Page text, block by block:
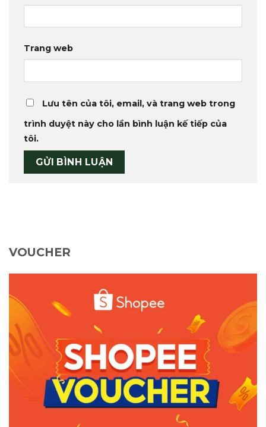
Trang web
Lưu tên của tôi, email, và trang web trong
trình duyệt này cho lần bình luận kế tiếp của
tôi.
VOUCHER